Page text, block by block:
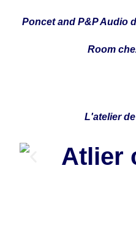
Poncet and P&P Audio
Room
L'atelier